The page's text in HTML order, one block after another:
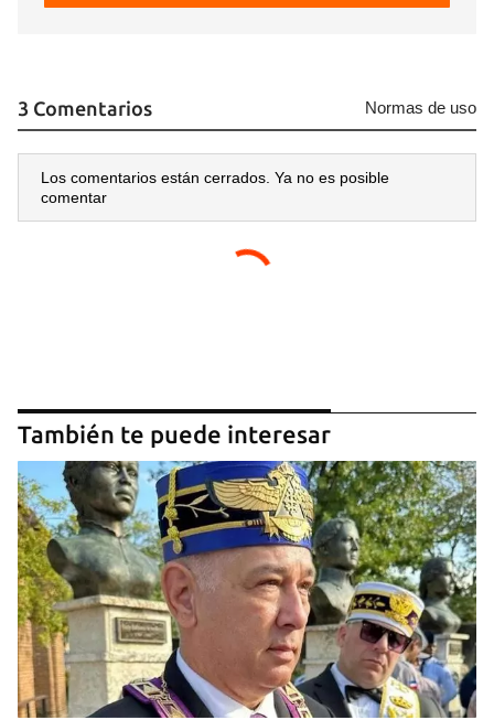
3 Comentarios Normas de uso
Los comentarios están cerrados. Ya no es posible
comentar
También te puede interesar